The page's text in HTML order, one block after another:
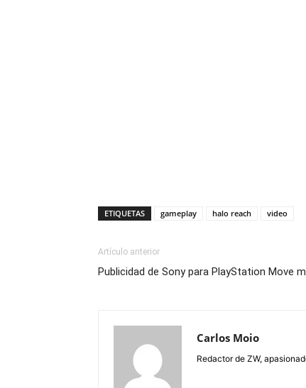
ETIQUETAS gameplay halo reach video
Artículo anterior
Publicidad de Sony para PlayStation Move
Carlos Moio
Redactor de ZW,